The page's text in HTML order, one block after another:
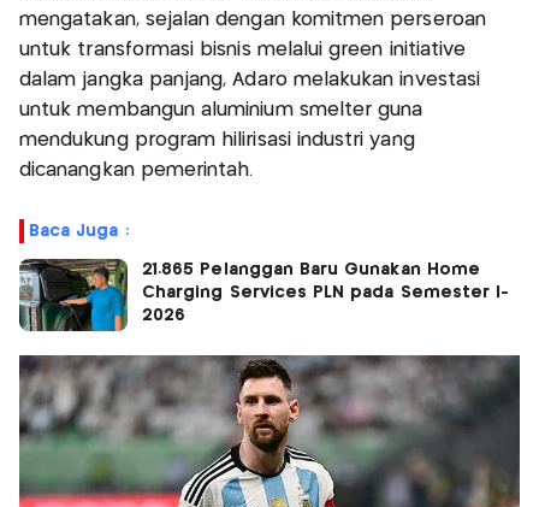
mengatakan, sejalan dengan komitmen perseroan
untuk transformasi bisnis melalui green initiative
dalam jangka panjang, Adaro melakukan investasi
untuk membangun aluminium smelter guna
mendukung program hilirisasi industri yang
dicanangkan pemerintah.
Baca Juga :
21.865 Pelanggan Baru Gunakan Home
Charging Services PLN pada Semester I-
2026